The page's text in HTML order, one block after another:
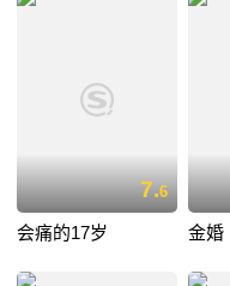
7.6
会痛的17岁 金婚